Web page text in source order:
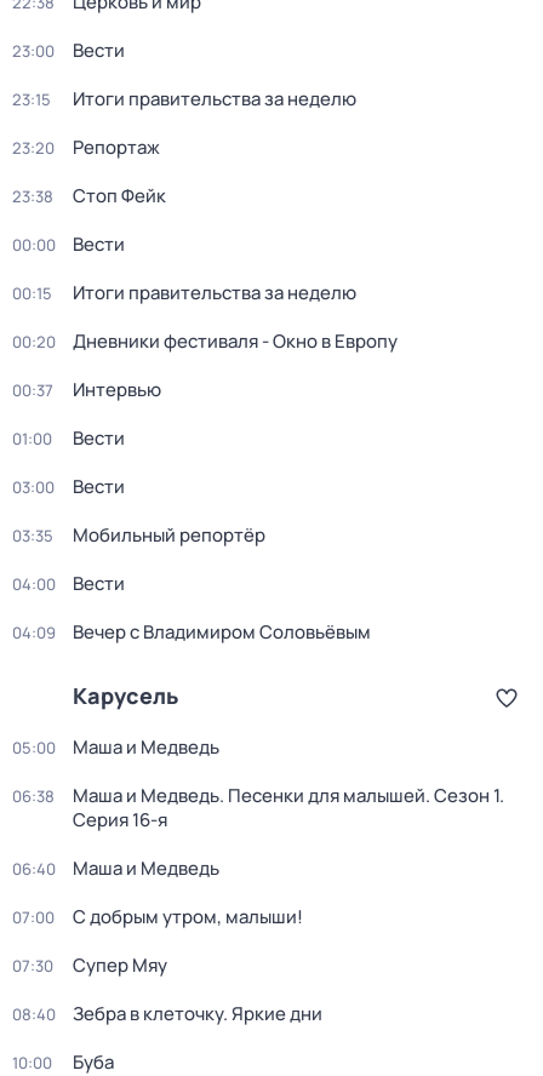
23:00 Вести
23:15 Итоги правительства за неделю
23:20 Репортаж
23:38 Стоп Фейк
00:00 Вести
00:15 Итоги правительства за неделю
00:20 Дневники фестиваля - Окно в Европу
00:37 Интервью
01:00 Вести
03:00 Вести
03:35 Мобильный репортёр
04:00 Вести
04:09 Вечер с Владимиром Соловьёвым
Карусель
05:00 Маша и Медведь
06:38 Маша и Медведь. Песенки для малышей. Сезон 1.
Серия 16-я
06:40 Маша и Медведь
07:00 С добрым утром, малыши!
07:30 Супер Мяу
08:40 Зебра в клеточку. Яркие дни
10:00 Буба